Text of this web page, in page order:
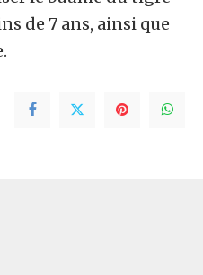
de 7 ans, ainsi que